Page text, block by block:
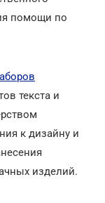
помощи по
текста и
к дизайну и
изделий.